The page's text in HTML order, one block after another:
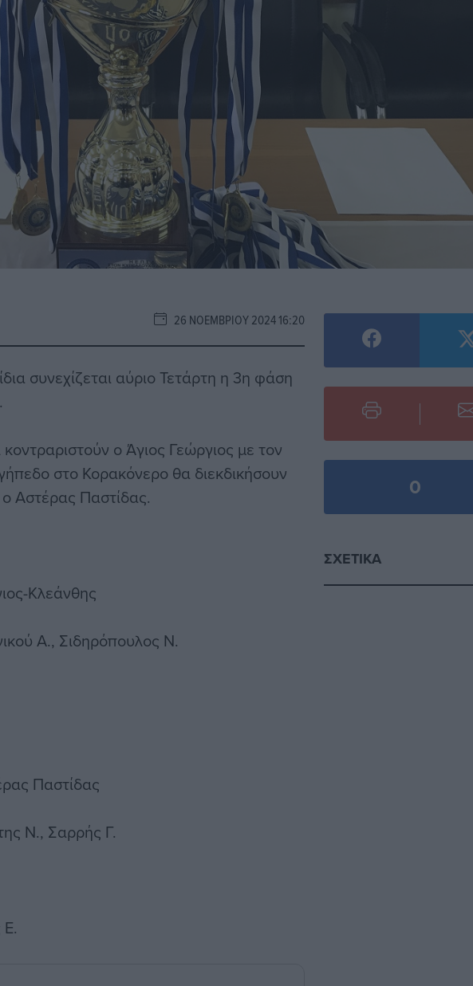
26 ΝΟΕΜΒΡΊΟΥ 2024 16:20
συνεχίζεται αύριο Τετάρτη η 3η φάση
ο Άγιος Γεώργιος με τον
στο Κορακόνερο θα διεκδικήσουν
Αστέρας Παστίδας.
Κλεάνθης
Α., Σιδηρόπουλος Ν.
Παστίδας
Ν., Σαρρής Γ.
0
ΣΧΕΤΙΚΆ